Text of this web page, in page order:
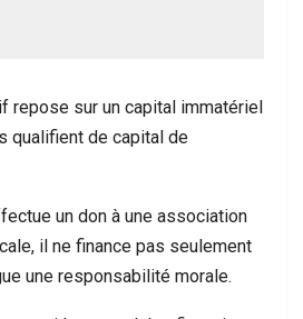
repose sur un capital immatériel
qualifient de capital de
un don à une association
il ne finance pas seulement
une responsabilité morale.